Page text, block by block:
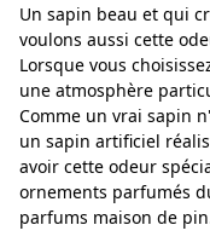
Un sapin beau et qui
voulons aussi cette
Lorsque vous
une atmosphère
Comme un vrai sapin
un sapin artificiel
avoir cette odeur
ornements parfumés
parfums maison de